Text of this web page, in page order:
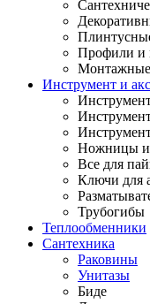
Профили и
Инструмент и
Ножницы и
Все для
Ключи для
Трубогибы
Теплообменники
Сантехника
Раковины
Унитазы
Биде